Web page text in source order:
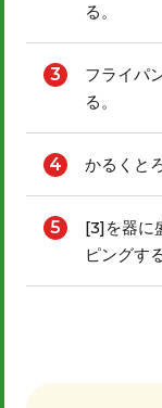
る。
3
フライパ
る。
4 かるくと
5
[3]を器に
ピングする